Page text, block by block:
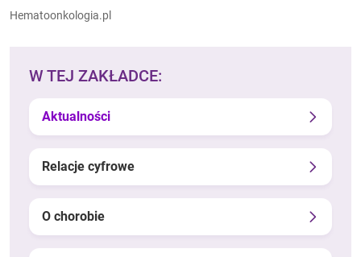
Hematoonkologia.pl
W TEJ ZAKŁADCE:
Aktualności
Relacje cyfrowe
O chorobie